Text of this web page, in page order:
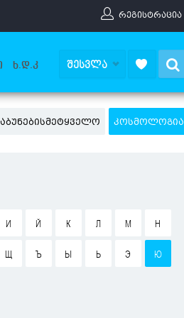
ᲠᲔᲒᲘᲡᲢᲠᲐᲪᲘᲐ
Ხ.Დ.Კ ᲨᲔᲡᲕᲚᲐ
ᲙᲝᲡᲛᲝᲚᲝᲒᲘᲐ
И Й К Л М Н
Щ Ъ Ы Ь Э Ю